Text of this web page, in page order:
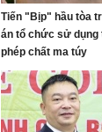
Tiến "Bịp" hầu tòa
án tổ chức sử dụng
phép chất ma túy